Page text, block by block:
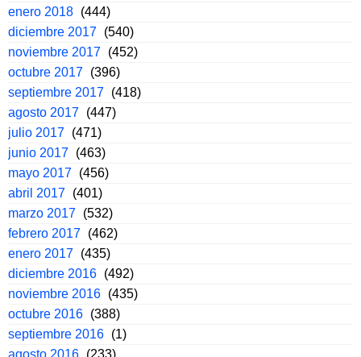
enero 2018 (444)
diciembre 2017 (540)
noviembre 2017 (452)
octubre 2017 (396)
septiembre 2017 (418)
agosto 2017 (447)
julio 2017 (471)
junio 2017 (463)
mayo 2017 (456)
abril 2017 (401)
marzo 2017 (532)
febrero 2017 (462)
enero 2017 (435)
diciembre 2016 (492)
noviembre 2016 (435)
octubre 2016 (388)
septiembre 2016 (1)
agosto 2016 (233)